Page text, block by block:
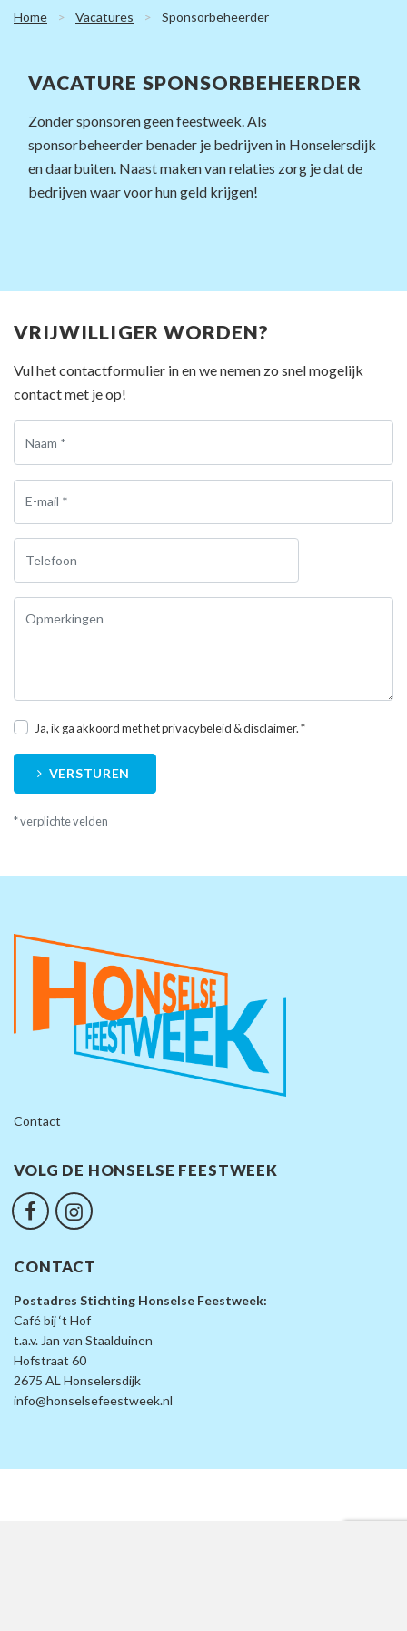
Home Vacatures Sponsorbeheerder
VACATURE SPONSORBEHEERDER
Zonder sponsoren geen feestweek. Als
sponsorbeheerder benader je bedrijven in Honselersdijk
en daarbuiten. Naast maken van relaties zorg je dat de
bedrijven waar voor hun geld krijgen!
VRIJWILLIGER WORDEN?
Vul het contactformulier in en we nemen zo snel mogelijk
contact met je op!
Ja, ik ga akkoord met hetprivacybeleid&disclaimer. *
VERSTUREN
* verplichte velden
Contact
VOLG DE HONSELSE FEESTWEEK
CONTACT
Postadres Stichting Honselse Feestweek:
Café bij ‘t Hof
t.a.v. Jan van Staalduinen
Hofstraat 60
2675 AL Honselersdijk
info@honselsefeestweek.nl